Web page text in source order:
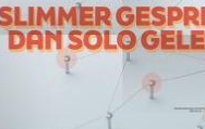
/Prikkelende
geleid